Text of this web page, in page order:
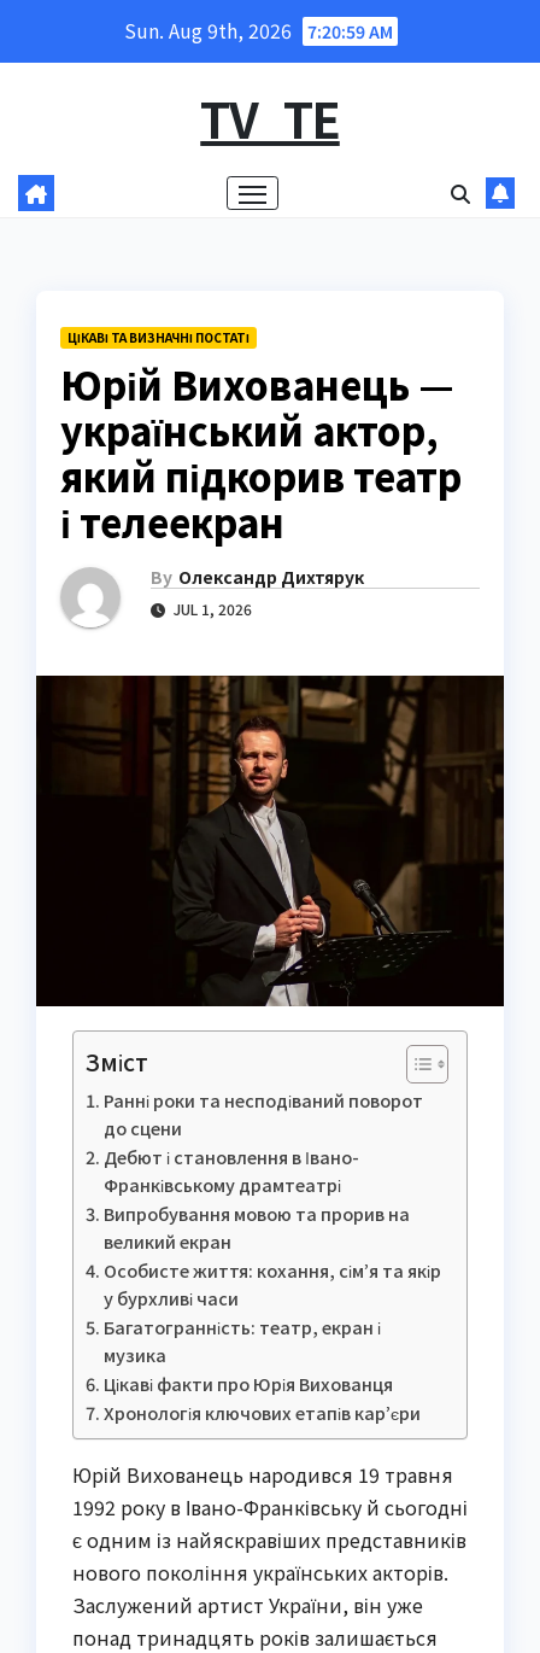
Sun. Aug 9th, 2026 7:21:00 AM
TV_TE
ЦІКАВІ ТА ВИЗНАЧНІ ПОСТАТІ
Юрій Вихованець —
український актор,
який підкорив театр
і телеекран
By Олександр Дихтярук
JUL 1, 2026
Зміст
Ранні роки та несподіваний поворот
до сцени
Дебют і становлення в Івано-
Франківському драмтеатрі
Випробування мовою та прорив на
великий екран
Особисте життя: кохання, сім’я та якір
у бурхливі часи
Багатогранність: театр, екран і
музика
Цікаві факти про Юрія Вихованця
Хронологія ключових етапів кар’єри
Юрій Вихованець народився 19 травня
1992 року в Івано-Франківську й сьогодні
є одним із найяскравіших представників
нового покоління українських акторів.
Заслужений артист України, він уже
понад тринадцять років залишається